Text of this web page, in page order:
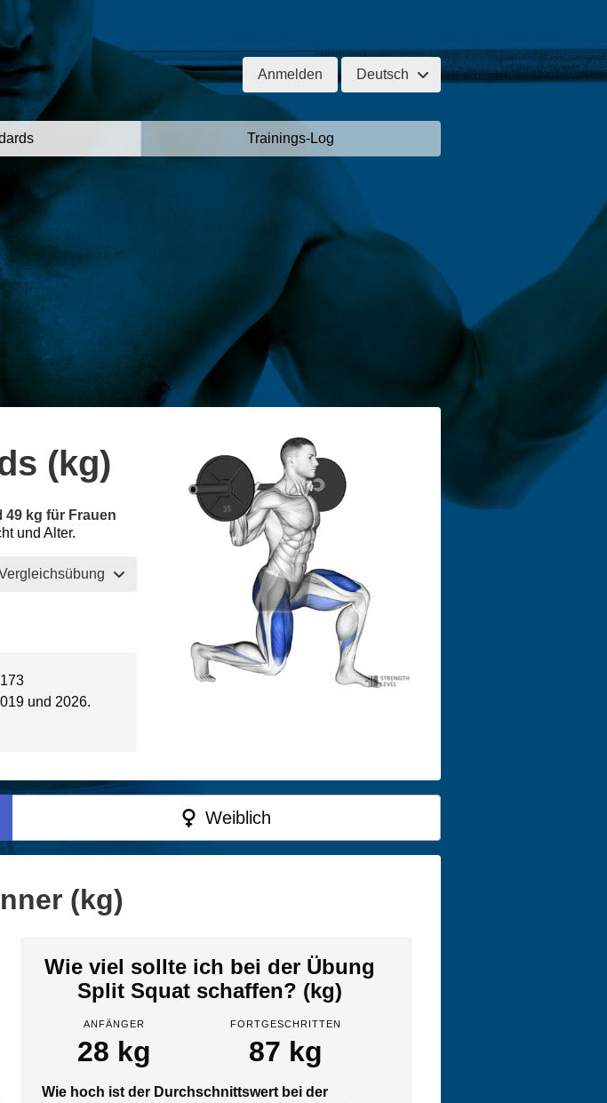
Anmelden Deutsch
Trainings-Log
(kg)
49 kg für Frauen
und Alter.
und 2026.
Weiblich
(kg)
Wie viel sollte ich bei der Übung
Split Squat schaffen? (kg)
ANFÄNGER
28 kg
FORTGESCHRITTEN
87 kg
Wie hoch ist der Durchschnittswert bei der